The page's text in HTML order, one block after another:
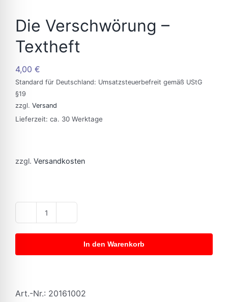
Die Verschwörung –
Textheft
4,00 €
Standard für Deutschland: Umsatzsteuerbefreit gemäß UStG
§19
zzgl. Versand
Lieferzeit: ca. 30 Werktage
zzgl. Versandkosten
Die
Verschwörung
In den Warenkorb
Art.-Nr.: 20161002